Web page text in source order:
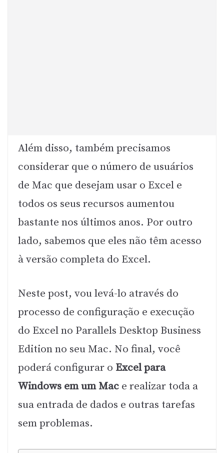
Além disso, também precisamos
considerar que o número de usuários
de Mac que desejam usar o Excel e
todos os seus recursos aumentou
bastante nos últimos anos. Por outro
lado, sabemos que eles não têm acesso
à versão completa do Excel.
Neste post, vou levá-lo através do
processo de configuração e execução
do Excel no Parallels Desktop Business
Edition no seu Mac. No final, você
poderá configurar o Excel para
Windows em um Mac e realizar toda a
sua entrada de dados e outras tarefas
sem problemas.